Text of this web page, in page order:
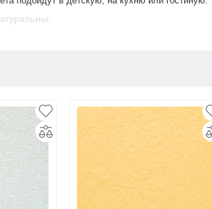
из данного сборника